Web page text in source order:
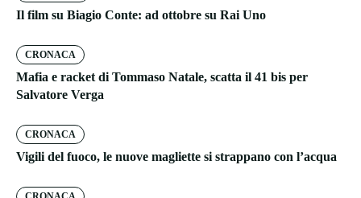
Il film su Biagio Conte: ad ottobre su Rai Uno
CRONACA
Mafia e racket di Tommaso Natale, scatta il 41 bis per
Salvatore Verga
CRONACA
Vigili del fuoco, le nuove magliette si strappano con l’acqua